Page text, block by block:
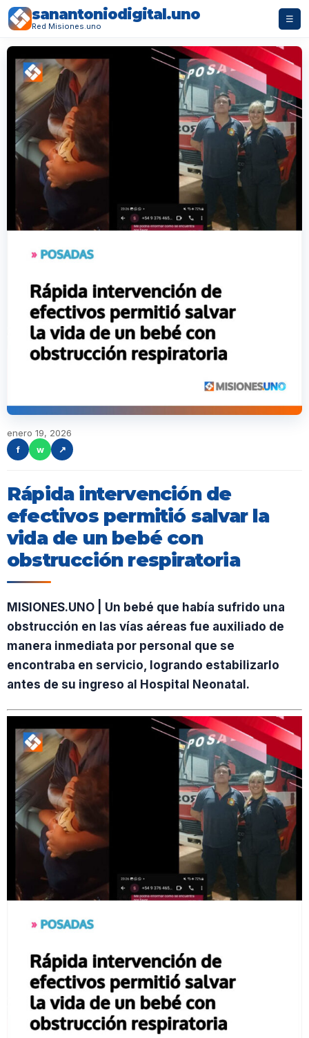
sanantoniodigital.uno
Red Misiones.uno
☰
enero 19, 2026
f
w ↗
Rápida intervención de
efectivos permitió salvar la
vida de un bebé con
obstrucción respiratoria
MISIONES.UNO | Un bebé que había sufrido una
obstrucción en las vías aéreas fue auxiliado de
manera inmediata por personal que se
encontraba en servicio, logrando estabilizarlo
antes de su ingreso al Hospital Neonatal.